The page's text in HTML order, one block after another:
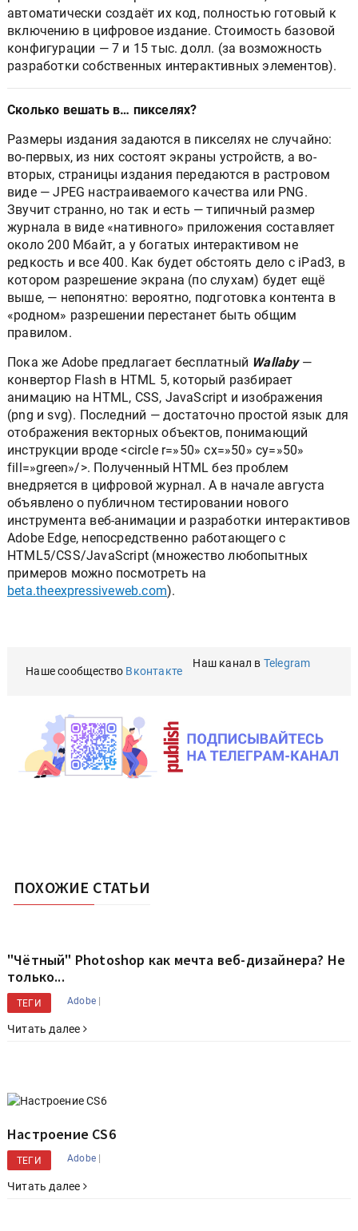
автоматически создаёт их код, полностью готовый к
включению в цифровое издание. Стоимость базовой
конфигурации — 7 и 15 тыс. долл. (за возможность
разработки собственных интерактивных элементов).
Сколько вешать в… пикселях?
Размеры издания задаются в пикселях не случайно:
во-первых, из них состоят экраны устройств, а во-
вторых, страницы издания передаются в растровом
виде — JPEG настраиваемого качества или PNG.
Звучит странно, но так и есть — типичный размер
журнала в виде «нативного» приложения составляет
около 200 Мбайт, а у богатых интерактивом не
редкость и все 400. Как будет обстоять дело с iPad3, в
котором разрешение экрана (по слухам) будет ещё
выше, — непонятно: вероятно, подготовка контента в
«родном» разрешении перестанет быть общим
правилом.
Пока же Adobe предлагает бесплатный Wallaby—
конвертор Flash в HTML 5, который разбирает
анимацию на HTML, CSS, JavaScript и изображения
(png и svg). Последний — достаточно простой язык для
отображения векторных объектов, понимающий
инструкции вроде <circle r=»50» cx=»50» cy=»50»
fill=»green»/>. Полученный HTML без проблем
внедряется в цифровой журнал. А в начале августа
объявлено о публичном тестировании нового
инструмента веб-анимации и разработки интерактивов
Adobe Edge, непосредственно работающего с
HTML5/CSS/JavaScript (множество любопытных
примеров можно посмотреть на
beta.theexpressiveweb.com).
Наше сообщество Вконтакте
Наш канал в Telegram
ПОХОЖИЕ СТАТЬИ
"Чётный" Photoshop как мечта веб-дизайнера? Не
только...
ТЕГИ Adobe |
Читать далее
Настроение CS6
ТЕГИ Adobe |
Читать далее